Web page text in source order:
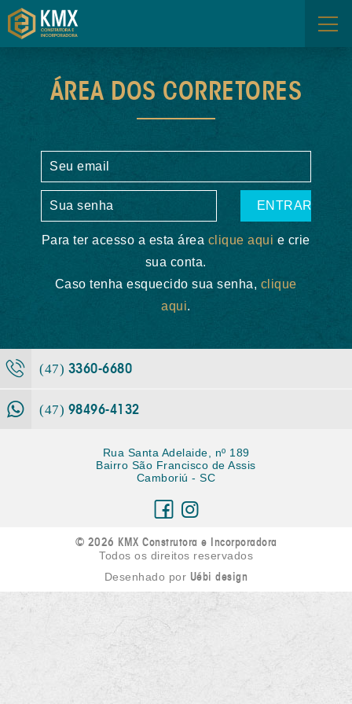
ÁREA DOS CORRETORES
Para ter acesso a esta área clique aqui e crie
sua conta.
Caso tenha esquecido sua senha, clique
aqui.
(47) 3360-6680
(47) 98496-4132
Rua Santa Adelaide, nº 189
Bairro São Francisco de Assis
Camboriú - SC
© 2026 KMX Construtora e Incorporadora
Todos os direitos reservados
Desenhado por Uébi design